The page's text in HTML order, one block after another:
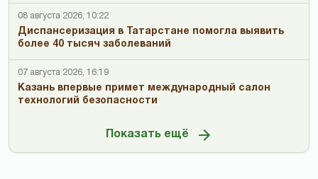
08 августа 2026, 10:22
Диспансеризация в Татарстане помогла выявить
более 40 тысяч заболеваний
07 августа 2026, 16:19
Казань впервые примет международный салон
технологий безопасности
Показать ещё